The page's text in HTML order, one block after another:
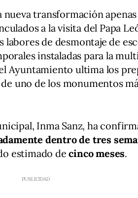
nueva transformación
a la visita del Papa
de desmontaje de
instaladas para la
Ayuntamiento ultima los
uno de los monumentos
Inma Sanz, ha
dentro de tres
estimado decinco meses.